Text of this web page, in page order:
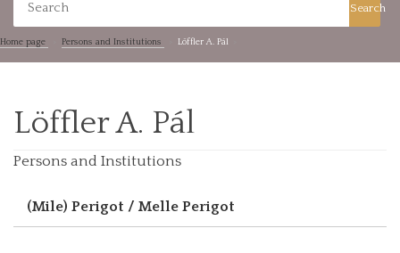
Search
Home page Persons and Institutions Löffler A. Pál
Löffler A. Pál
Persons and Institutions
(Mile) Perigot / Melle Perigot